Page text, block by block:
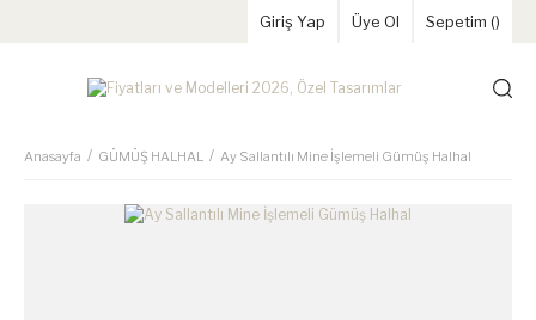
Giriş Yap Üye Ol Sepetim ()
Anasayfa GÜMÜŞ HALHAL Ay Sallantılı Mine İşlemeli Gümüş Halhal